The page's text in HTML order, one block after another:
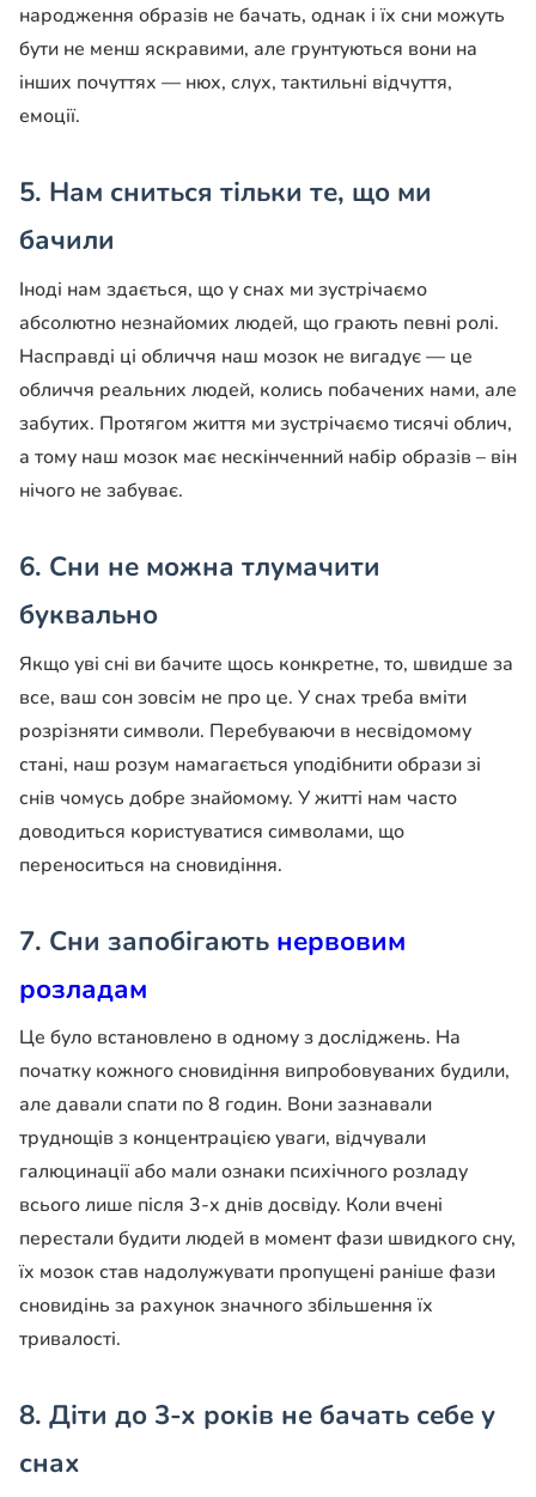
народження образів не бачать, однак і їх сни можуть
бути не менш яскравими, але грунтуються вони на
інших почуттях — нюх, слух, тактильні відчуття,
емоції.
5. Нам сниться тільки те, що ми
бачили
Іноді нам здається, що у снах ми зустрічаємо
абсолютно незнайомих людей, що грають певні ролі.
Насправді ці обличчя наш мозок не вигадує — це
обличчя реальних людей, колись побачених нами, але
забутих. Протягом життя ми зустрічаємо тисячі облич,
а тому наш мозок має нескінченний набір образів – він
нічого не забуває.
6. Сни не можна тлумачити
буквально
Якщо уві сні ви бачите щось конкретне, то, швидше за
все, ваш сон зовсім не про це. У снах треба вміти
розрізняти символи. Перебуваючи в несвідомому
стані, наш розум намагається уподібнити образи зі
снів чомусь добре знайомому. У житті нам часто
доводиться користуватися символами, що
переноситься на сновидіння.
7. Сни запобігають нервовим
розладам
Це було встановлено в одному з досліджень. На
початку кожного сновидіння випробовуваних будили,
але давали спати по 8 годин. Вони зазнавали
труднощів з концентрацією уваги, відчували
галюцинації або мали ознаки психічного розладу
всього лише після 3-х днів досвіду. Коли вчені
перестали будити людей в момент фази швидкого сну,
їх мозок став надолужувати пропущені раніше фази
сновидінь за рахунок значного збільшення їх
тривалості.
8. Діти до 3-х років не бачать себе у
снах